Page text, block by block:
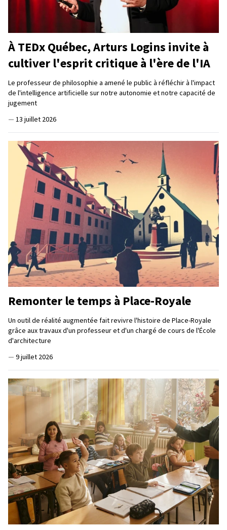
À TEDx Québec, Arturs Logins invite à
cultiver l'esprit critique à l'ère de l'IA
Le professeur de philosophie a amené le public à réfléchir à l'impact
de l'intelligence artificielle sur notre autonomie et notre capacité de
jugement
— 13 juillet 2026
Remonter le temps à Place-Royale
Un outil de réalité augmentée fait revivre l'histoire de Place-Royale
grâce aux travaux d'un professeur et d'un chargé de cours de l'École
d'architecture
— 9 juillet 2026